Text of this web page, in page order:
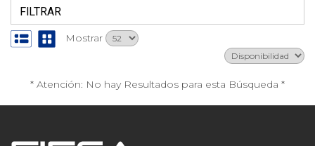
FILTRAR
Mostrar
* Atención: No hay Resultados para esta Búsqueda *